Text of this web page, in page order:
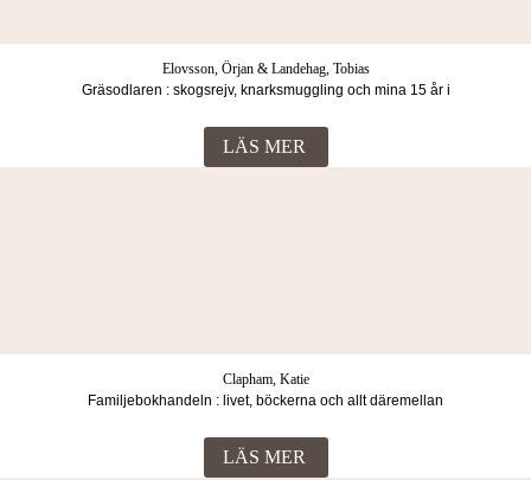
Elovsson, Örjan & Landehag, Tobias
Gräsodlaren : skogsrejv, knarksmuggling och mina 15 år i
LÄS MER
Clapham, Katie
Familjebokhandeln : livet, böckerna och allt däremellan
LÄS MER